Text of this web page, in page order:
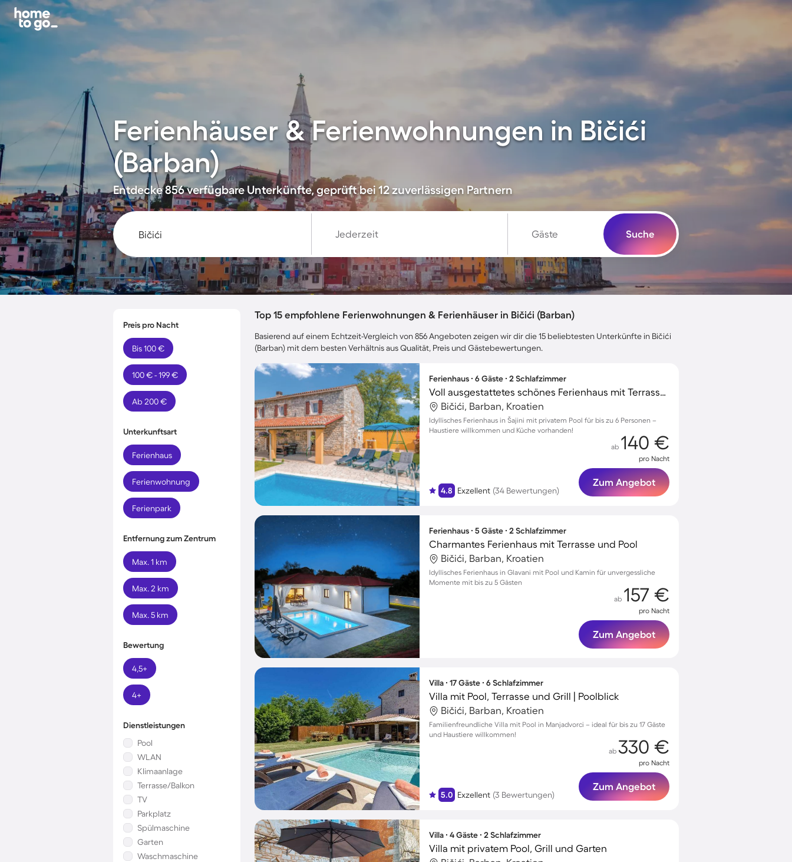
Ferienhäuser & Ferienwohnungen in Bičići
(Barban)
Entdecke 856 verfügbare Unterkünfte, geprüft bei 12 zuverlässigen Partnern
Jederzeit Gäste Suche
Preis pro Nacht
Bis 100 €
100 € - 199 €
Ab 200 €
Unterkunftsart
Ferienhaus
Ferienwohnung
Ferienpark
Entfernung zum Zentrum
Max. 1 km
Max. 2 km
Max. 5 km
Bewertung
4,5+
4+
Dienstleistungen
Pool
WLAN
Klimaanlage
Terrasse/Balkon
TV
Parkplatz
Spülmaschine
Garten
Waschmaschine
Top 15 empfohlene Ferienwohnungen & Ferienhäuser in Bičići (Barban)
Basierend auf einem Echtzeit-Vergleich von 856 Angeboten zeigen wir dir die 15 beliebtesten Unterkünfte in Bičići
(Barban) mit dem besten Verhältnis aus Qualität, Preis und Gästebewertungen.
Ferienhaus ∙ 6 Gäste ∙ 2 Schlafzimmer
Voll ausgestattetes schönes Ferienhaus mit Terrasse, Grill und privatem Pool | Hunde erlaubt
Bičići, Barban, Kroatien
Idyllisches Ferienhaus in Šajini mit privatem Pool für bis zu 6 Personen –
Haustiere willkommen und Küche vorhanden!
4.8 Exzellent (34 Bewertungen)
ab 140 €
pro Nacht
Zum Angebot
Ferienhaus ∙ 5 Gäste ∙ 2 Schlafzimmer
Charmantes Ferienhaus mit Terrasse und Pool
Bičići, Barban, Kroatien
Idyllisches Ferienhaus in Glavani mit Pool und Kamin für unvergessliche
Momente mit bis zu 5 Gästen
ab 157 €
pro Nacht
Zum Angebot
Villa ∙ 17 Gäste ∙ 6 Schlafzimmer
Villa mit Pool, Terrasse und Grill | Poolblick
Bičići, Barban, Kroatien
Familienfreundliche Villa mit Pool in Manjadvorci – ideal für bis zu 17 Gäste
und Haustiere willkommen!
5.0 Exzellent (3 Bewertungen)
ab 330 €
pro Nacht
Zum Angebot
Villa ∙ 4 Gäste ∙ 2 Schlafzimmer
Villa mit privatem Pool, Grill und Garten